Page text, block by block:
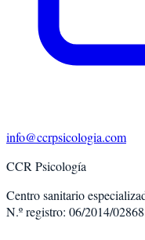
info@ccrpsicologia.com
CCR Psicología
Centro sanitario
N.º registro: 06/2014/02868